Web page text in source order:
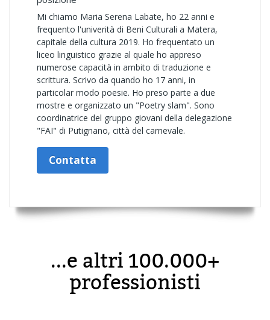
Mi chiamo Maria Serena Labate, ho 22 anni e
frequento l'univerità di Beni Culturali a Matera,
capitale della cultura 2019. Ho frequentato un
liceo linguistico grazie al quale ho appreso
numerose capacità in ambito di traduzione e
scrittura. Scrivo da quando ho 17 anni, in
particolar modo poesie. Ho preso parte a due
mostre e organizzato un "Poetry slam". Sono
coordinatrice del gruppo giovani della delegazione
"FAI" di Putignano, città del carnevale.
Contatta
...e altri 100.000+
professionisti